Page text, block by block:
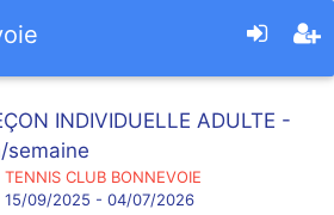
INDIVIDUELLE ADULTE -
semaine
TENNIS CLUB BONNEVOIE
15/09/2025 - 04/07/2026